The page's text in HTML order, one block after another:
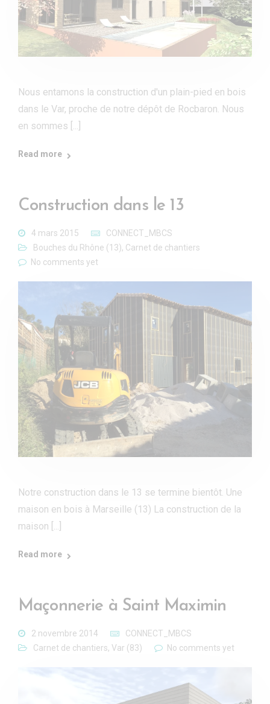
Nous entamons la construction d'un plain-pied en bois
dans le Var, proche de notre dépôt de Rocbaron. Nous
en sommes [...]
Read more
Construction dans le 13
4 mars 2015
CONNECT_MBCS
Bouches du Rhône (13), Carnet de chantiers
No comments yet
Notre construction dans le 13 se termine bientôt. Une
maison en bois à Marseille (13) La construction de la
maison [...]
Read more
Maçonnerie à Saint Maximin
2 novembre 2014
CONNECT_MBCS
Carnet de chantiers, Var (83) No comments yet